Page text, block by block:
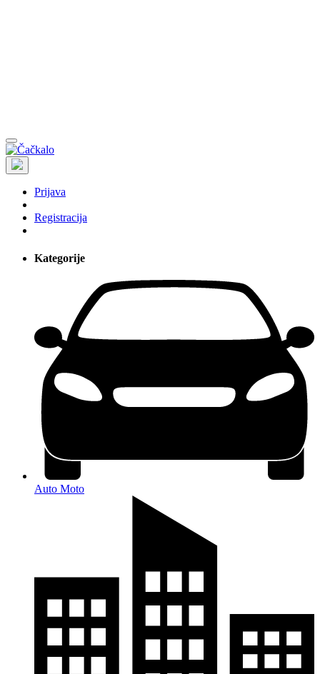
Prijava
Registracija
Kategorije
Auto Moto